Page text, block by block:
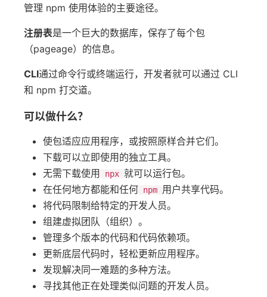
管理 npm 使用体验的主要途径。
注册表是一个巨大的数据库，保存了每个包
（pageage）的信息。
CLI通过命令行或终端运行，开发者就可以通过 CLI
和 npm 打交道。
可以做什么？
使包适应应用程序，或按照原样合并它们。
下载可以立即使用的独立工具。
无需下载使用
npx 就可以运行包。
在任何地方都能和任何 npm 用户共享代码。
将代码限制给特定的开发人员。
组建虚拟团队（组织）。
管理多个版本的代码和代码依赖项。
更新底层代码时，轻松更新应用程序。
发现解决同一难题的多种方法。
寻找其他正在处理类似问题的开发人员。